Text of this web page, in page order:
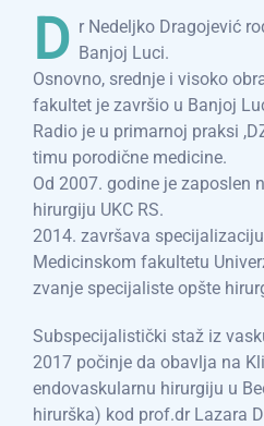
D r Nedeljko Dragojević
Banjoj Luci.
Osnovno, srednje i visoko
fakultet je završio u Banjoj
Radio je u primarnoj praksi
timu porodične medicine.
Od 2007. godine je zaposlen
hirurgiju UKC RS.
2014. završava
Medicinskom fakultetu
zvanje specijaliste opšte
Subspecijalistički staž iz
2017 počinje da obavlja na
endovaskularnu hirurgiju u
hirurška) kod prof.dr Lazara